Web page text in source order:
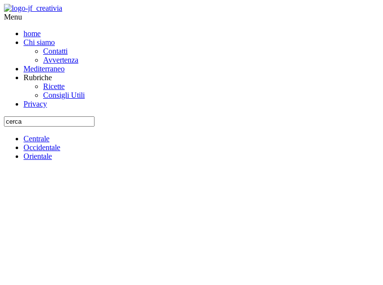
Menu
home
Chi siamo
Contatti
Avvertenza
Mediterraneo
Rubriche
Ricette
Consigli Utili
Privacy
Centrale
Occidentale
Orientale